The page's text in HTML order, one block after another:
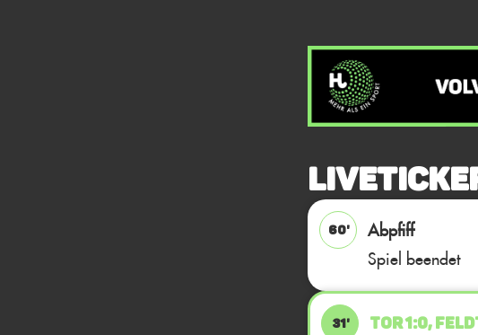
60'
Abpfiff
Spiel beendet
31' TOR 1:0,